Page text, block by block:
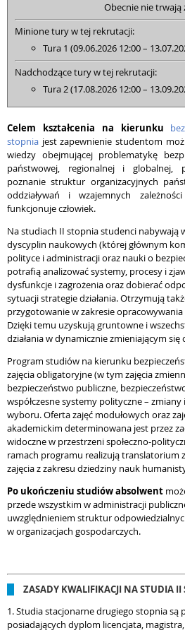
Obecnie nie trwają
Minione tury w tej rekrutacji:
Tura 1 (09.06.2026 12:00 –
Nadchodzące tury w tej rekrutacji:
Tura 2 (17.08.2026 12:00 –
Celem kształcenia na kierunku
stopnia jest zapewnienie studentom
wiedzy obejmującej problematykę
państwowej, regionalnej i globalnej,
poznanie struktur organizacyjnych
oddziaływań i wzajemnych
funkcjonuje człowiek.
Na studiach II stopnia studenci nabywają
dyscyplin naukowych (której głównym
polityce i administracji oraz nauki o
potrafią analizować systemy, procesy i
dysfunkcje i zagrożenia oraz dobierać
sytuacji strategie działania. Otrzymują
przygotowanie w zakresie
Dzięki temu uzyskują gruntowne i
działania w dynamicznie zmieniającym się
Program studiów na kierunku
zajęcia obligatoryjne(w tym zajęcia
bezpieczeństwo publiczne,
współczesne systemy polityczne – zmiany
wyboru. Oferta zajęć modułowych oraz
akademickim determinowana jest przez
widoczne w przestrzeni społeczno-
ramach programu realizują translatorium
zajęcia z zakresu dziedziny nauk
Po ukończeniu studiów absolwent
przede wszystkim w administracji
uwzględnieniem struktur
w organizacjach gospodarczych.
ZASADY KWALIFIKACJI NA STUDIA II
1. Studia stacjonarne drugiego stopnia są
posiadających dyplom licencjata,